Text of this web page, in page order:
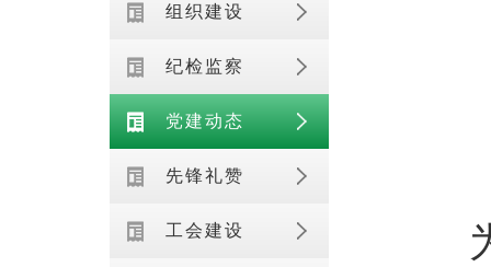
组织建设
纪检监察
党建动态
先锋礼赞
工会建设
为